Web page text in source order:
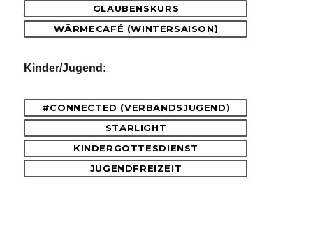
GLAUBENSKURS
WÄRMECAFÉ (WINTERSAISON)
Kinder/Jugend:
#CONNECTED (VERBANDSJUGEND)
STARLIGHT
KINDERGOTTESDIENST
JUGENDFREIZEIT